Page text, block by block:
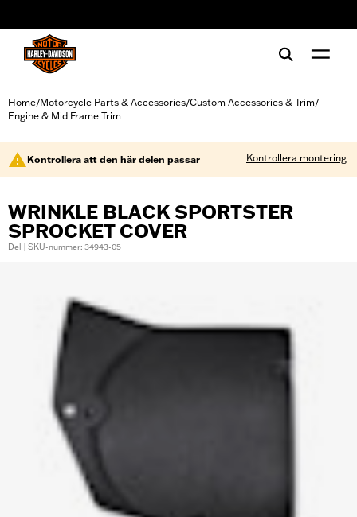
Home/Motorcycle Parts & Accessories/Custom Accessories & Trim/
Engine & Mid Frame Trim
Kontrollera att den här delen passar Kontrollera montering
WRINKLE BLACK SPORTSTER
SPROCKET COVER
Del | SKU-nummer: 34943-05